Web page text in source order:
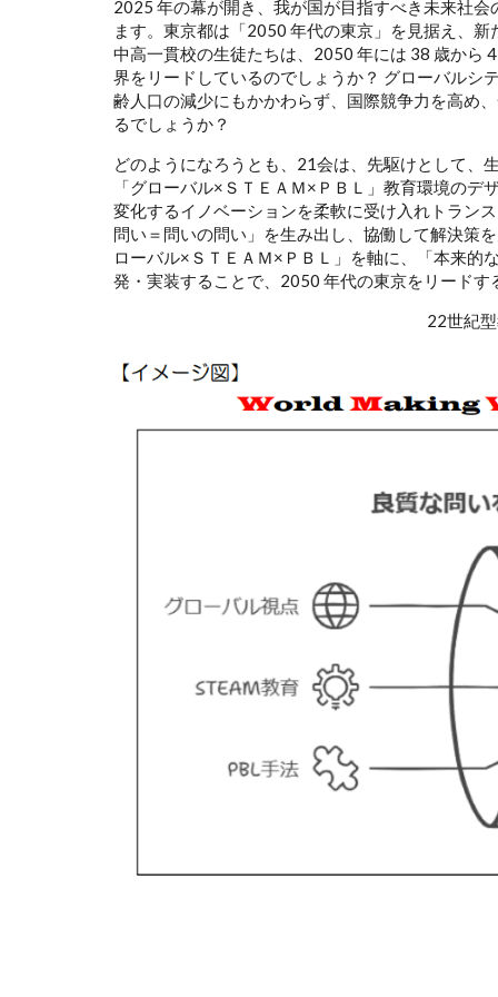
2025 年の幕が開き、我が国が目指すべき未来社
ます。東京都は「2050 年代の東京」を見据え、
中高一貫校の生徒たちは、2050 年には 38 歳から
界をリードしているのでしょうか？ グローバルシ
齢人口の減少にもかかわらず、国際競争力を高め
るでしょうか？
どのようになろうとも、21会は、先駆けとして、
「グローバル×ＳＴＥＡＭ×ＰＢＬ」教育環境の
変化するイノベーションを柔軟に受け入れトラン
問い＝問いの問い」を生み出し、協働して解決策
ローバル×ＳＴＥＡＭ×ＰＢＬ」を軸に、「本来的
発・実装することで、2050 年代の東京をリード
22世紀